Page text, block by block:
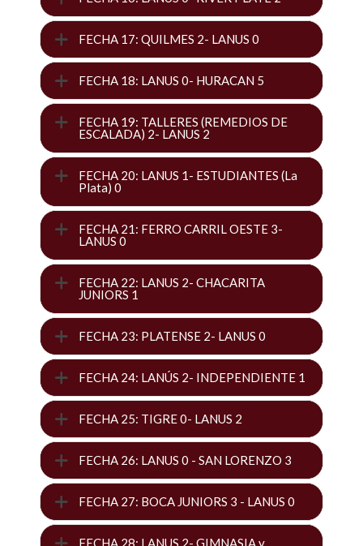
FECHA 17: QUILMES 2- LANUS 0
FECHA 18: LANUS 0- HURACAN 5
FECHA 19: TALLERES (REMEDIOS DE
ESCALADA) 2- LANUS 2
FECHA 20: LANUS 1- ESTUDIANTES (La
Plata) 0
FECHA 21: FERRO CARRIL OESTE 3-
LANUS 0
FECHA 22: LANUS 2- CHACARITA
JUNIORS 1
FECHA 23: PLATENSE 2- LANUS 0
FECHA 24: LANÚS 2- INDEPENDIENTE 1
FECHA 25: TIGRE 0- LANUS 2
FECHA 26: LANUS 0 - SAN LORENZO 3
FECHA 27: BOCA JUNIORS 3 - LANUS 0
FECHA 28: LANUS 2- GIMNASIA y